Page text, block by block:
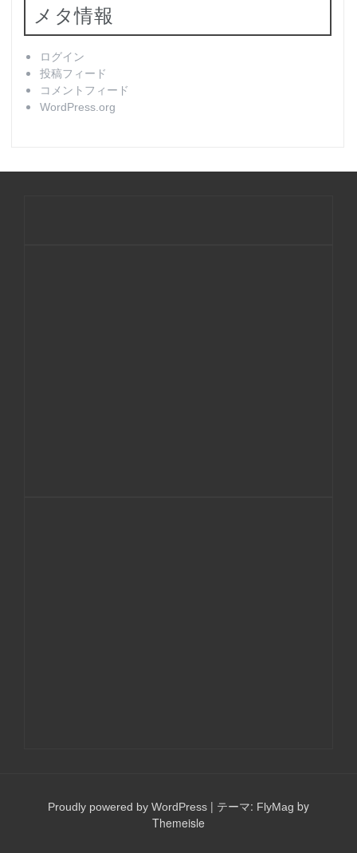
メタ情報
ログイン
投稿フィード
コメントフィード
WordPress.org
Proudly powered by WordPress | テーマ: FlyMag by
Themeisle